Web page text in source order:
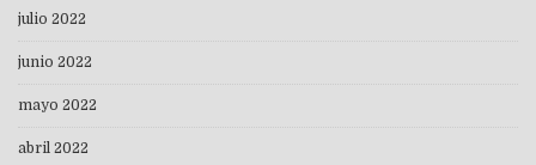
julio 2022
junio 2022
mayo 2022
abril 2022